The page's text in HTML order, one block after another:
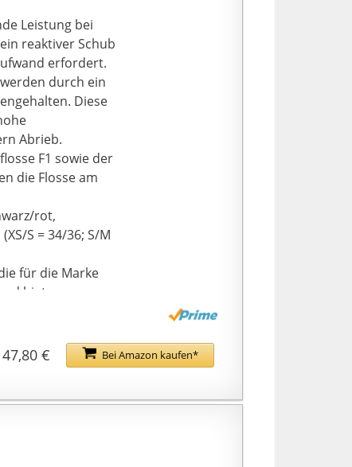
Leistung bei
reaktiver Schub
erfordert.
durch ein
Diese
Abrieb.
F1 sowie der
die Flosse am
rot,
S = 34/36; S/M
für die Marke
bieten
Bei Amazon kaufen*
47,80 €